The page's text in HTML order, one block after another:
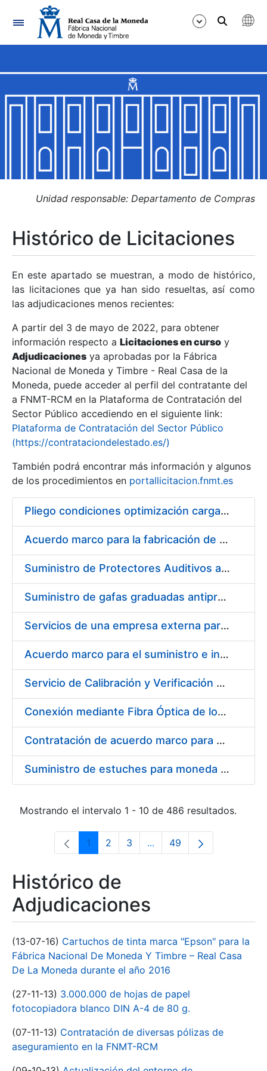
Navegación
Mostrar/Ocultar
Mostrar/Ocultar
Mostrar/Ocultar
Mostrar/Ocultar
Mostrar/Ocultar
Mostrar/Ocultar
Unidad responsable: Departamento de Compras
Histórico de Licitaciones
En este apartado se muestran, a modo de histórico,
las licitaciones que ya han sido resueltas, así como
las adjudicaciones menos recientes:
A partir del 3 de mayo de 2022, para obtener
información respecto a Licitaciones en curso y
Adjudicaciones ya aprobadas por la Fábrica
Nacional de Moneda y Timbre - Real Casa de la
Moneda, puede acceder al perfil del contratante del
a FNMT-RCM en la Plataforma de Contratación del
Sector Público accediendo en el siguiente link:
Plataforma de Contratación del Sector Público
(https://contrataciondelestado.es/)
También podrá encontrar más información y algunos
de los procedimientos en portallicitacion.fnmt.es
Pliego condiciones optimización cargas compras firmado
Acuerdo marco para la fabricación de piezas
Suministro de Protectores Auditivos a medida para las personas trabajadoras de los Centros de Trabajo de Madrid y Burgos
Suministro de gafas graduadas antiproyecciones para los trabajadores de la FNMT-RCM en los centros de trabajo de Madrid y Burgos
Servicios de una empresa externa para el asesoramiento y resolución de los recursos de alzada que se presentan relacionados con procesos de selección para la FNMT-RCM
Acuerdo marco para el suministro e instalación de persianas, estores y otros complementos
Servicio de Calibración y Verificación Externa de los Equipos de Medición del Servicio de Prevención de la FNMT-RCM
Conexión mediante Fibra Óptica de los Centros de Proceso de Datos (CPDs) de las sedes de la FNMT-RCM de Burgos y Madrid
Contratación de acuerdo marco para el Suministro de Material de Electricidad para la Fábrica Nacional de Moneda y Timbre-Real Casa de la Moneda en su centro de trabajo de Burgos
Suministro de estuches para moneda de 30 €
Mostrando el intervalo 1 - 10 de 486 resultados.
Página
1 Página
2 Página
3 ...Páginas intermedias Use
Página
49
Histórico de
Adjudicaciones
(13-07-16) Cartuchos de tinta marca "Epson" para la
Fábrica Nacional De Moneda Y Timbre – Real Casa
De La Moneda durante el año 2016
(27-11-13) 3.000.000 de hojas de papel
fotocopiadora blanco DIN A-4 de 80 g.
(07-11-13) Contratación de diversas pólizas de
aseguramiento en la FNMT-RCM